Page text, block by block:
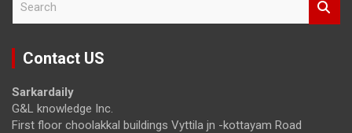
r
Contact US
Sarkardaily
G&L knowledge Inc.
First floor choolakkal buildings Vyttila jn -kottayam Road